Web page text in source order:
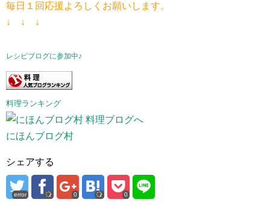
毎日１回応援よろしくお願いします。
↓ ↓ ↓
レシピブログに参加中♪
料理ランキング
にほんブログ村
シェアする
error 0 0